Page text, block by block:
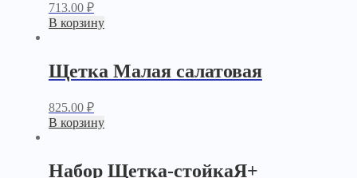
713.00 ₽
В корзину
Щетка Малая салатовая
825.00 ₽
В корзину
Набор Щетка-стойкаЯ+